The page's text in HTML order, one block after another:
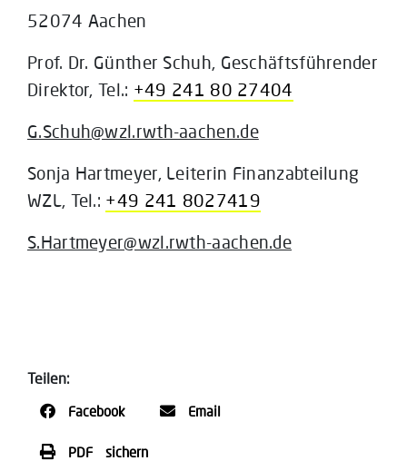
52074 Aachen
Prof. Dr. Günther Schuh, Geschäftsführender
Direktor, Tel.: +49 241 80 27404
G.Schuh@wzl.rwth-aachen.de
Sonja Hartmeyer, Leiterin Finanzabteilung
WZL, Tel.: +49 241 8027419
S.Hartmeyer@wzl.rwth-aachen.de
Teilen:
Facebook Email
PDF sichern